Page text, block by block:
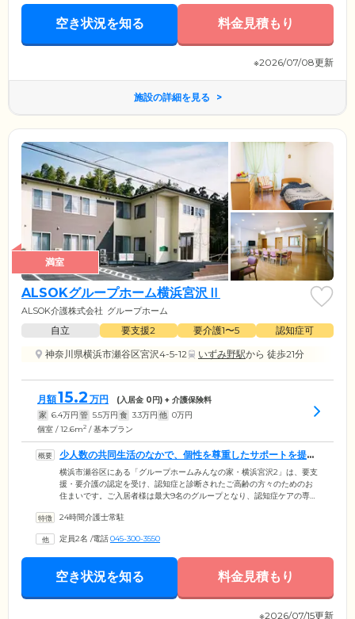
空き状況を知る 料金見積もり
※2026/07/08更新
施設の詳細を見る
満室
ALSOKグループホーム横浜宮沢Ⅱ
ALSOK介護株式会社 グループホーム
自立 要支援2 要介護1〜5
認知症可
神奈川県横浜市瀬谷区宮沢4-5-12
いずみ野駅から 徒歩21分
月額15.2 万円 (入居金 0円) + 介護保険料
家 6.4万円 管 5.5万円 食 3.3万円 他 0万円
個室 / 12.6m2 / 基本プラン
少人数の共同生活のなかで、個性を尊重したサポートを提供
します
横浜市瀬谷区にある「グループホームみんなの家・横浜宮沢2」は、要支
援・要介護の認定を受け、認知症と診断されたご高齢の方々のためのお
住まいです。ご入居者様は最大9名のグループとなり、認知症ケアの専門
居者様それぞれの個性を尊重しながら寄り添ったサポートをご提供。顔
を行いながら症状の進行緩和を目指します。また、近くには和泉川が流
れ、目の前には緑豊かな和泉川宮沢遊水地公園のある落ち着いたロケー
24時間介護士常駐
定員2名 /電話045-300-3550
空き状況を知る 料金見積もり
※2026/07/15更新